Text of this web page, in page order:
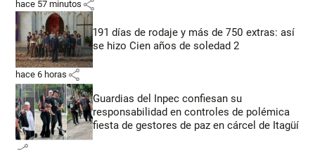
hace 57 minutos share
191 días de rodaje y más de 750 extras: así
se hizo Cien años de soledad 2
hace 6 horas share
Guardias del Inpec confiesan su
responsabilidad en controles de polémica
fiesta de gestores de paz en cárcel de Itagüí